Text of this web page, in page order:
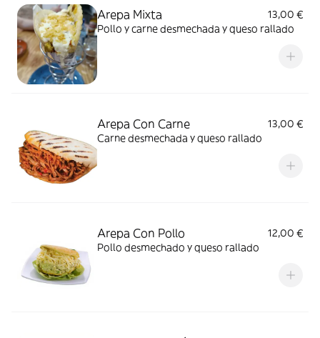
Arepa Mixta
13,00 €
Pollo y carne desmechada y queso rallado
Arepa Con Carne
13,00 €
Carne desmechada y queso rallado
Arepa Con Pollo
12,00 €
Pollo desmechado y queso rallado